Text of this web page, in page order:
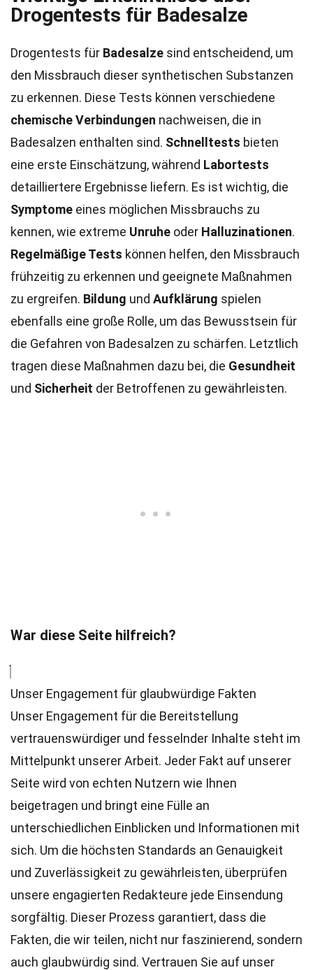
Drogentests für Badesalze
Drogentests für Badesalze sind entscheidend, um
den Missbrauch dieser synthetischen Substanzen
zu erkennen. Diese Tests können verschiedene
chemische Verbindungen nachweisen, die in
Badesalzen enthalten sind. Schnelltests bieten
eine erste Einschätzung, während Labortests
detailliertere Ergebnisse liefern. Es ist wichtig, die
Symptome eines möglichen Missbrauchs zu
kennen, wie extreme Unruhe oder Halluzinationen.
Regelmäßige Tests können helfen, den Missbrauch
frühzeitig zu erkennen und geeignete Maßnahmen
zu ergreifen. Bildung und Aufklärung spielen
ebenfalls eine große Rolle, um das Bewusstsein für
die Gefahren von Badesalzen zu schärfen. Letztlich
tragen diese Maßnahmen dazu bei, die Gesundheit
und Sicherheit der Betroffenen zu gewährleisten.
War diese Seite hilfreich?
Unser Engagement für glaubwürdige Fakten
Unser Engagement für die Bereitstellung
vertrauenswürdiger und fesselnder Inhalte steht im
Mittelpunkt unserer Arbeit. Jeder Fakt auf unserer
Seite wird von echten Nutzern wie Ihnen
beigetragen und bringt eine Fülle an
unterschiedlichen Einblicken und Informationen mit
sich. Um die höchsten Standards an Genauigkeit
und Zuverlässigkeit zu gewährleisten, überprüfen
unsere engagierten Redakteure jede Einsendung
sorgfältig. Dieser Prozess garantiert, dass die
Fakten, die wir teilen, nicht nur faszinierend, sondern
auch glaubwürdig sind. Vertrauen Sie auf unser